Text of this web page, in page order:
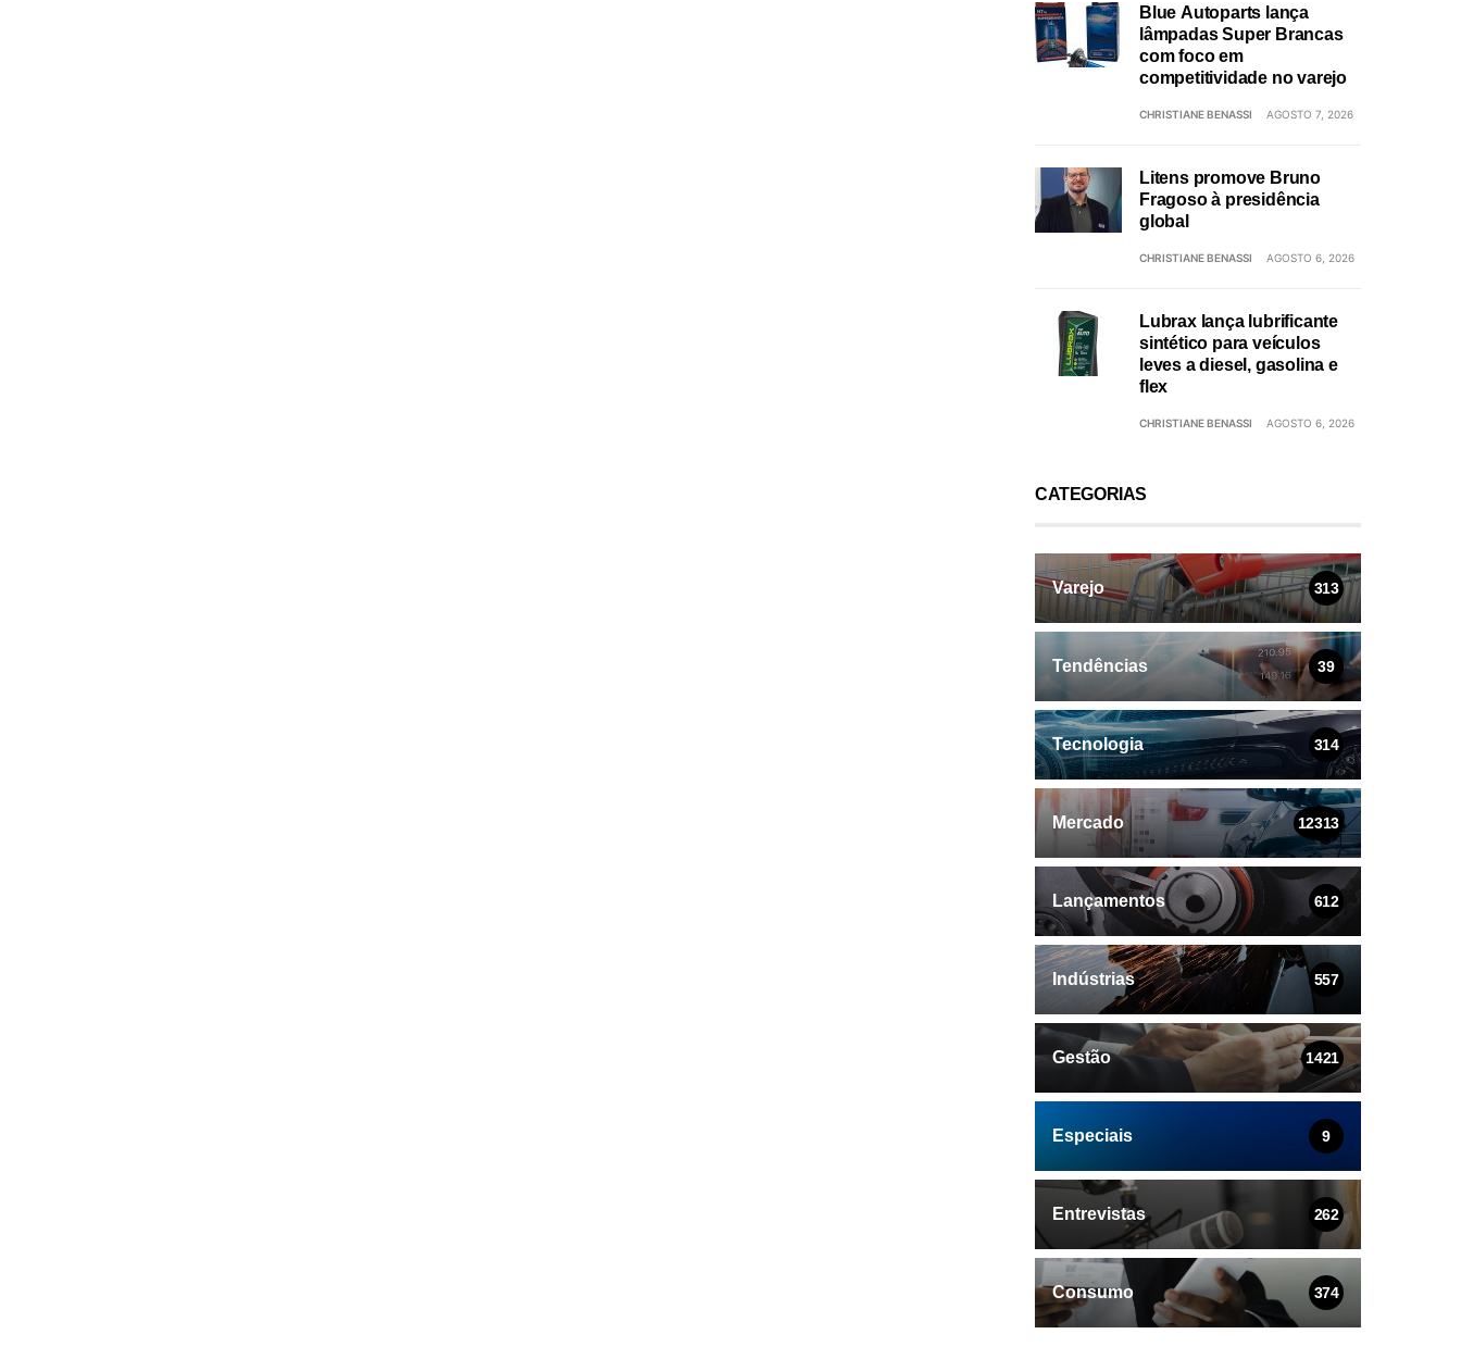
Blue Autoparts lança
lâmpadas Super Brancas
com foco em
competitividade no varejo
CHRISTIANE BENASSI AGOSTO 7, 2026
Litens promove Bruno
Fragoso à presidência
global
CHRISTIANE BENASSI AGOSTO 6, 2026
Lubrax lança lubrificante
sintético para veículos
leves a diesel, gasolina e
flex
CHRISTIANE BENASSI AGOSTO 6, 2026
CATEGORIAS
Varejo 313
Tendências 39
Tecnologia 314
Mercado 12313
Lançamentos 612
Indústrias 557
Gestão 1421
Especiais 9
Entrevistas 262
Consumo 374